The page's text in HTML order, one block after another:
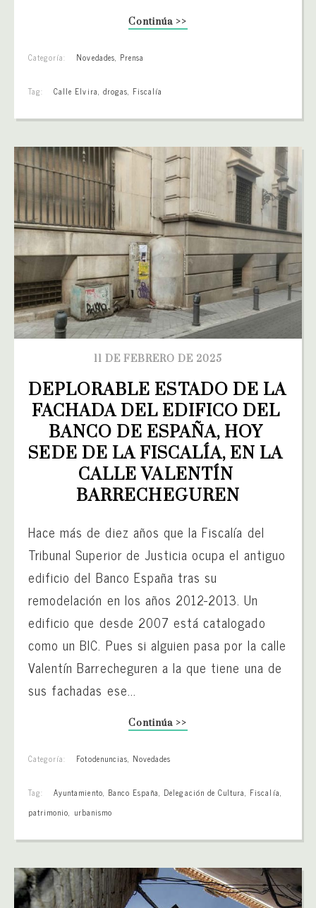
Continúa >>
Categoría: Novedades, Prensa
Tag: Calle Elvira, drogas, Fiscalía
11 DE FEBRERO DE 2025
DEPLORABLE ESTADO DE LA
FACHADA DEL EDIFICO DEL
BANCO DE ESPAÑA, HOY
SEDE DE LA FISCALÍA, EN LA
CALLE VALENTÍN
BARRECHEGUREN
Hace más de diez años que la Fiscalía del
Tribunal Superior de Justicia ocupa el antiguo
edificio del Banco España tras su
remodelación en los años 2012-2013. Un
edificio que desde 2007 está catalogado
como un BIC. Pues si alguien pasa por la calle
Valentín Barrecheguren a la que tiene una de
sus fachadas ese...
Continúa >>
Categoría: Fotodenuncias, Novedades
Tag: Ayuntamiento, Banco España, Delegación de Cultura, Fiscalía,
patrimonio, urbanismo